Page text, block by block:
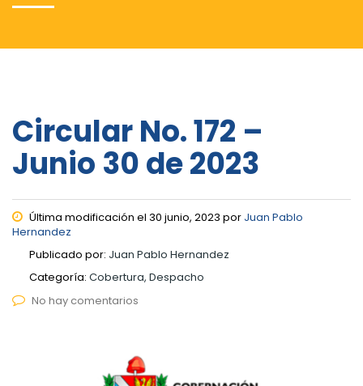
Circular No. 172 –
Junio 30 de 2023
Última modificación el 30 junio, 2023 por Juan Pablo
Hernandez
Publicado por: Juan Pablo Hernandez
Categoría: Cobertura, Despacho
No hay comentarios